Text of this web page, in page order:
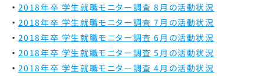
2018年卒 学生就職モニター調査 8月の活動状況
2018年卒 学生就職モニター調査 7月の活動状況
2018年卒 学生就職モニター調査 6月の活動状況
2018年卒 学生就職モニター調査 5月の活動状況
2018年卒 学生就職モニター調査 4月の活動状況